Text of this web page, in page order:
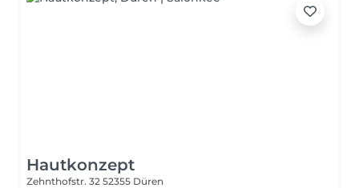
Hautkonzept
Zehnthofstr. 32 52355 Düren